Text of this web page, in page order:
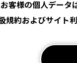
客様の個人デー
規約およびサイト